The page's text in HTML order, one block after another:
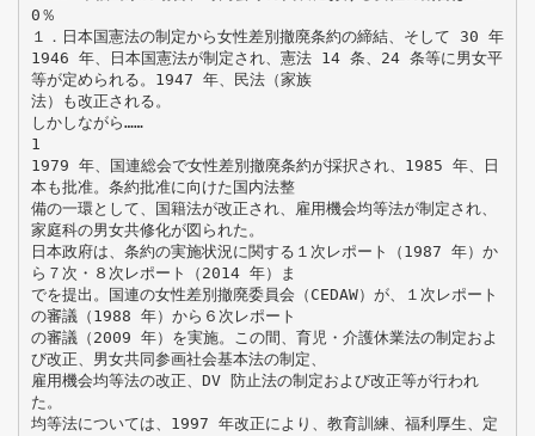
0％
１．日本国憲法の制定から女性差別撤廃条約の締結、そして 30 年
1946 年、日本国憲法が制定され、憲法 14 条、24 条等に男女平
等が定められる。1947 年、民法（家族
法）も改正される。
しかしながら……
1
1979 年、国連総会で女性差別撤廃条約が採択され、1985 年、日
本も批准。条約批准に向けた国内法整
備の一環として、国籍法が改正され、雇用機会均等法が制定され、
家庭科の男女共修化が図られた。
日本政府は、条約の実施状況に関する１次レポート（1987 年）か
ら７次・８次レポート（2014 年）ま
でを提出。国連の女性差別撤廃委員会（CEDAW）が、１次レポート
の審議（1988 年）から６次レポート
の審議（2009 年）を実施。この間、育児・介護休業法の制定およ
び改正、男女共同参画社会基本法の制定、
雇用機会均等法の改正、DV 防止法の制定および改正等が行われ
た。
均等法については、1997 年改正により、教育訓練、福利厚生、定